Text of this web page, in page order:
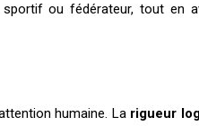
ou fédérateur, tout en
humaine. La rigueur